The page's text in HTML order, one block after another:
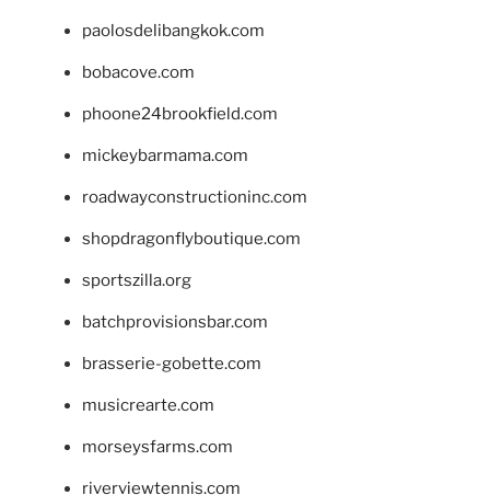
paolosdelibangkok.com
bobacove.com
phoone24brookfield.com
mickeybarmama.com
roadwayconstructioninc.com
shopdragonflyboutique.com
sportszilla.org
batchprovisionsbar.com
brasserie-gobette.com
musicrearte.com
morseysfarms.com
riverviewtennis.com